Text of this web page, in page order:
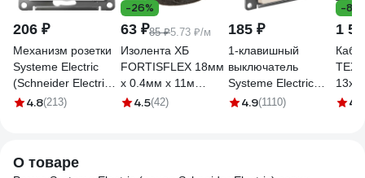
206 ₽
Механизм розетки
Systeme Electric
(Schneider Electric)
1-м AtlasDesign, с
4.8(213)
-26%
63 ₽85 ₽5.73 ₽/м
Изолента ХБ
FORTISFLEX 18мм
х 0.4мм х 11м
черная 71242
4.5(42)
185 ₽
1-клавишный
выключатель
Systeme Electric
(Schneider Electric)
4.9(1110)
-8%
1
1-4.8
О товаре